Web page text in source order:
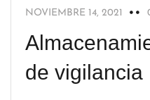
NOVIEMBRE 14, 2021
de vigilancia